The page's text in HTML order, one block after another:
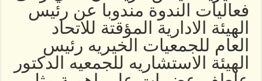
فعاليات الندوة مندوبا عن رئيس
الهيئة الادارية المؤقتة للاتحاد
العام للجمعيات الخيريه رئيس
الهيئة الاستشاريه للجمعيه الدكتور